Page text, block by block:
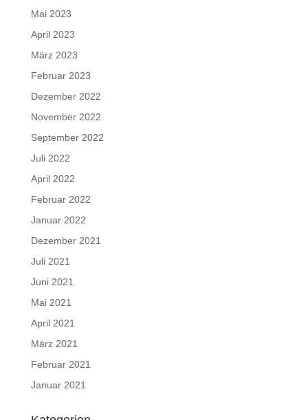
Mai 2023
April 2023
März 2023
Februar 2023
Dezember 2022
November 2022
September 2022
Juli 2022
April 2022
Februar 2022
Januar 2022
Dezember 2021
Juli 2021
Juni 2021
Mai 2021
April 2021
März 2021
Februar 2021
Januar 2021